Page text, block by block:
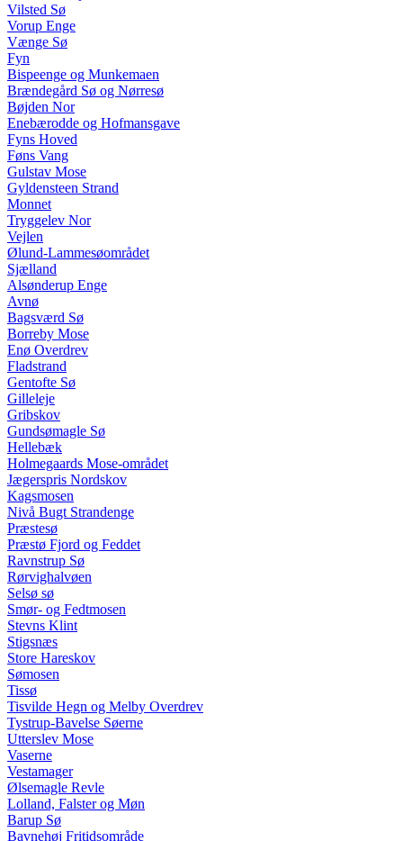
Vilsted Sø
Vorup Enge
Vænge Sø
Fyn
Bispeenge og Munkemaen
Brændegård Sø og Nørresø
Bøjden Nor
Enebærodde og Hofmansgave
Fyns Hoved
Føns Vang
Gulstav Mose
Gyldensteen Strand
Monnet
Tryggelev Nor
Vejlen
Ølund-Lammesøområdet
Sjælland
Alsønderup Enge
Avnø
Bagsværd Sø
Borreby Mose
Enø Overdrev
Fladstrand
Gentofte Sø
Gilleleje
Gribskov
Gundsømagle Sø
Hellebæk
Holmegaards Mose-området
Jægerspris Nordskov
Kagsmosen
Nivå Bugt Strandenge
Præstesø
Præstø Fjord og Feddet
Ravnstrup Sø
Rørvighalvøen
Selsø sø
Smør- og Fedtmosen
Stevns Klint
Stigsnæs
Store Hareskov
Sømosen
Tissø
Tisvilde Hegn og Melby Overdrev
Tystrup-Bavelse Søerne
Utterslev Mose
Vaserne
Vestamager
Ølsemagle Revle
Lolland, Falster og Møn
Barup Sø
Bavnehøj Fritidsområde